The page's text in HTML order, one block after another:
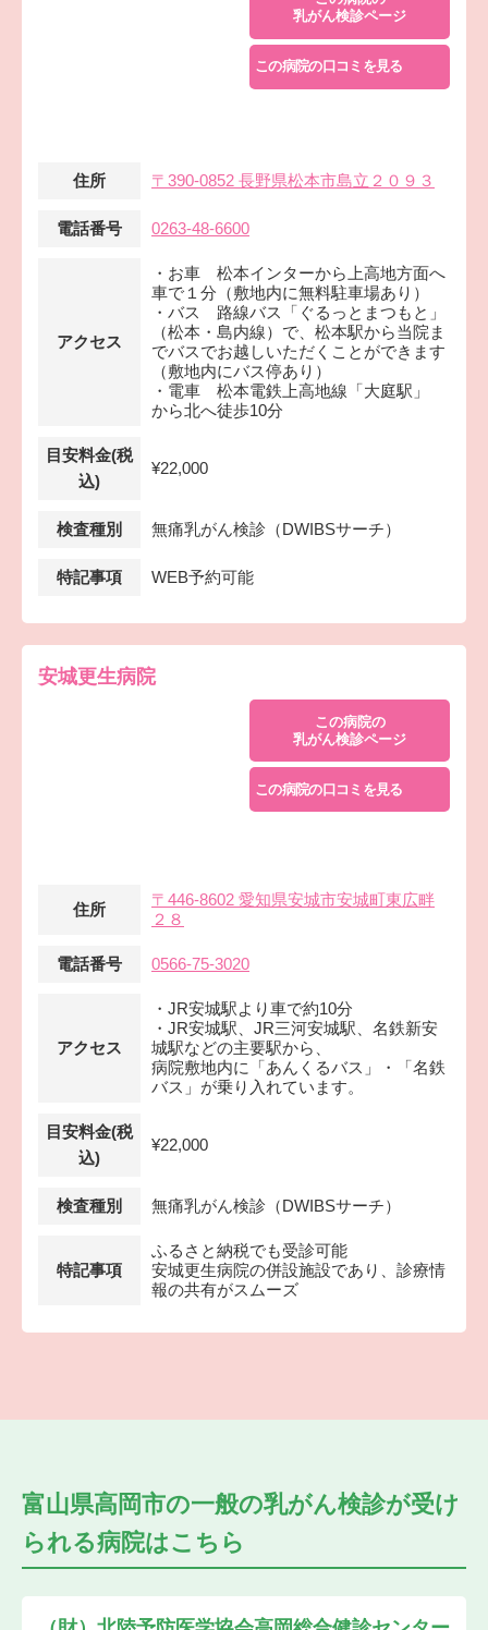
乳がん検診ページ
この病院の口コミを見る
住所 〒390-0852 長野県松本市島立２０９３
電話番号 0263-48-6600
アクセス
・お車 松本インターから上高地方面へ
車で１分（敷地内に無料駐車場あり）
・バス 路線バス「ぐるっとまつもと」
（松本・島内線）で、松本駅から当院ま
でバスでお越しいただくことができます
（敷地内にバス停あり）
・電車 松本電鉄上高地線「大庭駅」
から北へ徒歩10分
目安料金(税
込)
¥22,000
検査種別 無痛乳がん検診（DWIBSサーチ）
特記事項 WEB予約可能
安城更生病院
この病院の
乳がん検診ページ
この病院の口コミを見る
住所
〒446-8602 愛知県安城市安城町東広畔
２８
電話番号 0566-75-3020
アクセス
・JR安城駅より車で約10分
・JR安城駅、JR三河安城駅、名鉄新安
城駅などの主要駅から、
病院敷地内に「あんくるバス」・「名鉄
バス」が乗り入れています。
目安料金(税
込)
¥22,000
検査種別 無痛乳がん検診（DWIBSサーチ）
特記事項
ふるさと納税でも受診可能
安城更生病院の併設施設であり、診療情
報の共有がスムーズ
富山県高岡市の一般の乳がん検診が受け
られる病院はこちら